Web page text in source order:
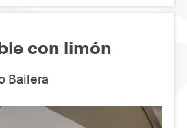
con limón
Bailera